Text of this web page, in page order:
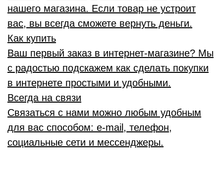
нашего магазина. Если товар не устроит
вас, вы всегда сможете вернуть деньги.
Как купить
Ваш первый заказ в интернет-магазине? Мы
с радостью подскажем как сделать покупки
в интернете простыми и удобными.
Всегда на связи
Связаться с нами можно любым удобным
для вас способом: e-mail, телефон,
социальные сети и мессенджеры.